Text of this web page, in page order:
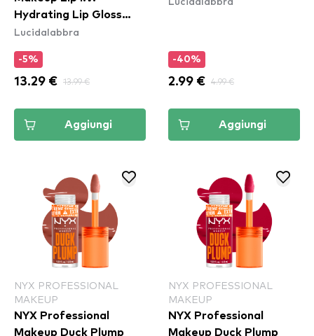
Hydrating Lip Gloss
Stain - 14 Mauve N'
Lucidalabbra
-5%
13.29 € 13.99 €
Aggiungi
-40%
2.99 € 4.99 €
Aggiungi
NYX PROFESSIONAL
MAKEUP
NYX Professional
Makeup Duck Plump
NYX PROFESSIONAL
MAKEUP
NYX Professional
Makeup Duck Plump